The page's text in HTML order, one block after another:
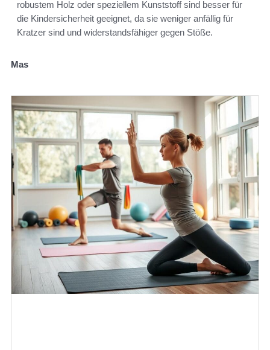
robustem Holz oder speziellem Kunststoff sind besser für
die Kindersicherheit geeignet, da sie weniger anfällig für
Kratzer sind und widerstandsfähiger gegen Stöße.
Mas